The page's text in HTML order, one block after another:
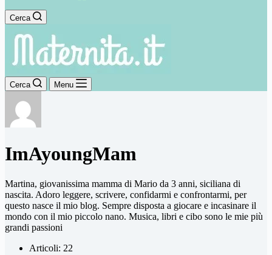
Cerca
Cerca Menu
ImAyoungMam
Martina, giovanissima mamma di Mario da 3 anni, siciliana di
nascita. Adoro leggere, scrivere, confidarmi e confrontarmi, per
questo nasce il mio blog. Sempre disposta a giocare e incasinare il
mondo con il mio piccolo nano. Musica, libri e cibo sono le mie più
grandi passioni
Articoli: 22